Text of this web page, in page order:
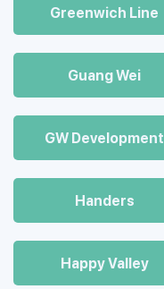
Greenwich Line
Guang Wei
GW Development
Handers
Happy Valley